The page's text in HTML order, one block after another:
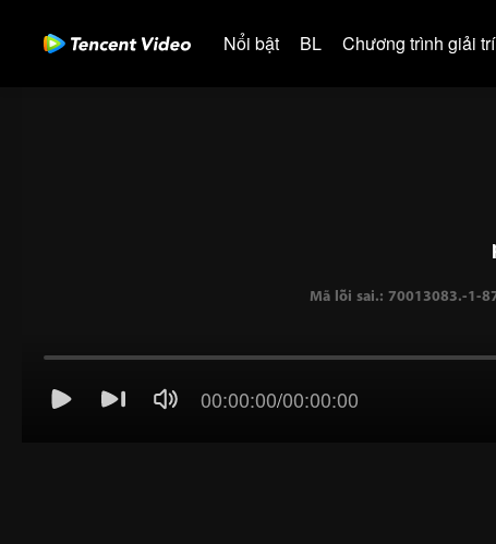
Nổi bật BL Chương trình giải trí
00:00:00/00:00:00